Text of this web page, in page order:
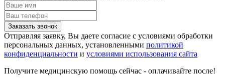
Заказать звонок
Отправляя заявку, Вы даете согласие с условиями обработки
персональных данных, установленными политикой
конфиденциальности и условиями использования сайта
Получите медицинскую помощь сейчас - оплачивайте после!